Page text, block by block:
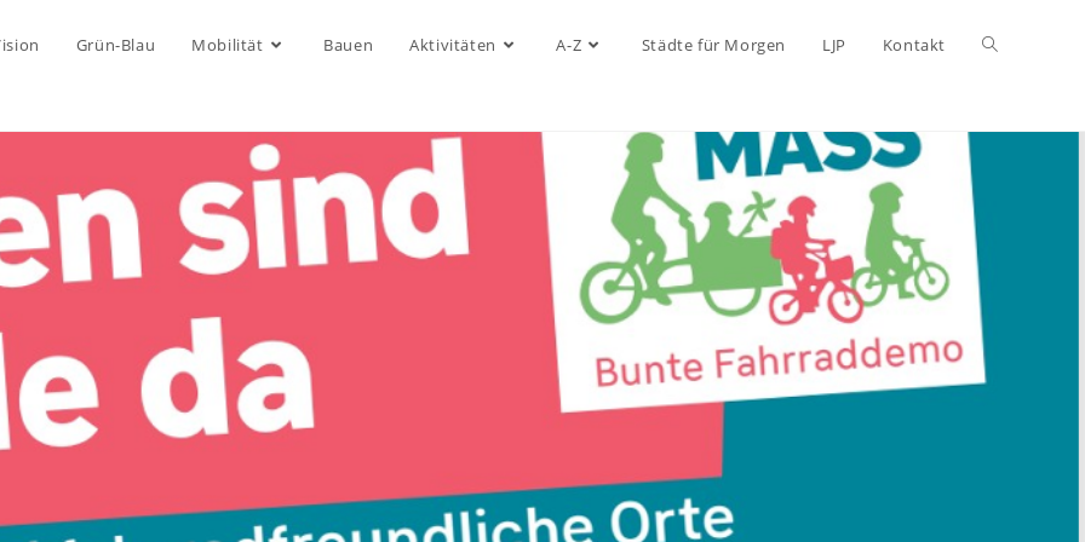
Grün-Blau Mobilität Bauen Aktivitäten A-Z Städte für Morgen LJP Kontakt